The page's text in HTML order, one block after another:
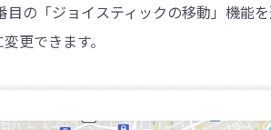
目の「ジョイスティックの移動」機能
更できます。